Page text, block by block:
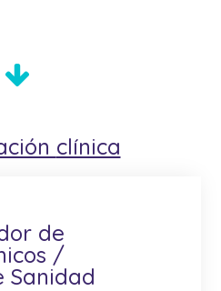
clínica
de
/
Sanidad